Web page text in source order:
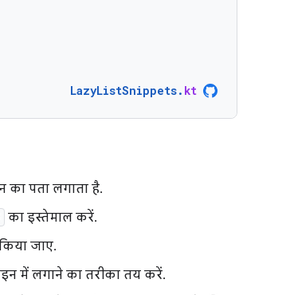
LazyListSnippets. kt
का पता लगाता है.
का इस्तेमाल करें.
जाए.
में लगाने का तरीका तय करें.